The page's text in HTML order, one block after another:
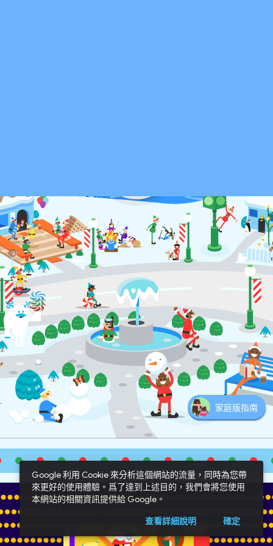
Google 利用 Cookie 來分析這個網站的流量，同時為您帶
來更好的使用體驗。爲了達到上述目的，我們會將您使用
本網站的相關資訊提供給 Google。